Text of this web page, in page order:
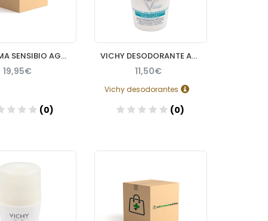
BIODERMA SENSIBIO AGUA MICELAR 850ML
19,95€
(0)
VICHY DESODORANTE ANTITRANSPIRANTE MANCHAS 50 ML
11,50€
Vichy desodorantes
(0)